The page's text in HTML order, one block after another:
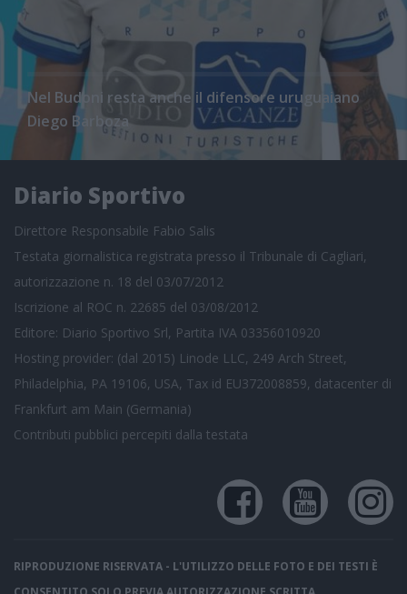
Nel Budoni resta anche il difensore uruguaiano
Diego Barboza
Diario Sportivo
Direttore Responsabile Fabio Salis
Testata giornalistica registrata presso il Tribunale di Cagliari,
autorizzazione n. 18 del 03/07/2012
Iscrizione al ROC n. 22685 del 03/08/2012
Editore: Diario Sportivo Srl, Partita IVA 03356010920
Hosting provider: (dal 2015) Linode LLC, 249 Arch Street,
Philadelphia, PA 19106, USA, Tax id EU372008859, datacenter di
Frankfurt am Main (Germania)
Contributi pubblici percepiti dalla testata
RIPRODUZIONE RISERVATA - L'UTILIZZO DELLE FOTO E DEI TESTI È